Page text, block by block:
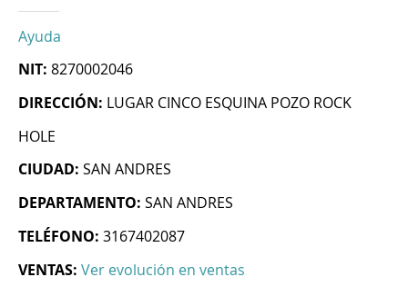
Ayuda
NIT: 8270002046
DIRECCIÓN: LUGAR CINCO ESQUINA POZO ROCK
HOLE
CIUDAD: SAN ANDRES
DEPARTAMENTO: SAN ANDRES
TELÉFONO: 3167402087
VENTAS: Ver evolución en ventas